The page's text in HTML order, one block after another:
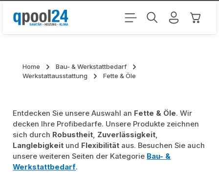
Zum Hauptinhalt springen
Home
Bau- & Werkstattbedarf
Werkstattausstattung
Fette & Öle
Entdecken Sie unsere Auswahl an Fette & Öle. Wir
decken Ihre Profibedarfe. Unsere Produkte zeichnen
sich durch Robustheit, Zuverlässigkeit,
Langlebigkeit und Flexibilität aus. Besuchen Sie auch
unsere weiteren Seiten der Kategorie Bau- &
Werkstattbedarf.